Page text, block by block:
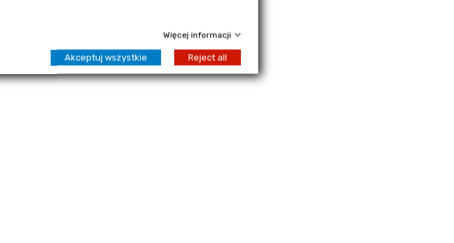
Więcej informacji
Akceptuj wszystkie Reject all